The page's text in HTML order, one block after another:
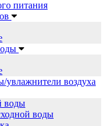
питания
увлажнители воздуха
воды
воды